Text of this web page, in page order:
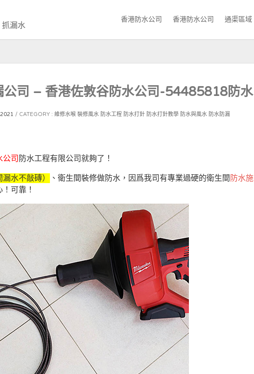
抓漏水
香港防水公司 香港防水公司 通渠區域
公司 – 香港佐敦谷防水公司-54485818防水
CATEGORY :維修水喉 裝修風水 防水工程 防水打針 防水打針教學 防水與風水 防水防漏
公司 防水工程有限公司就夠了！
水不敲磚）
、衛生間裝修做防水，因爲我司有專業過硬的衛生間 防水施
可靠！